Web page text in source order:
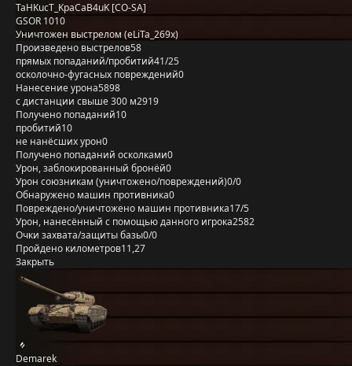
TaHKucT_KpaCaB4uK [CO-SA]
GSOR 1010
Уничтожен выстрелом (eLiTa_269x)
Произведено выстрелов58
прямых попаданий/пробитий41/25
осколочно-фугасных повреждений0
Нанесение урона5898
с дистанции свыше 300 м2919
Получено попаданий10
пробитий10
не нанёсших урон0
Получено попаданий осколками0
Урон, заблокированный бронёй0
Урон союзникам (уничтожено/повреждений)0/0
Обнаружено машин противника0
Повреждено/уничтожено машин противника17/5
Урон, нанесённый с помощью данного игрока2582
Очки захвата/защиты базы0/0
Пройдено километров11,27
Закрыть
Demarek